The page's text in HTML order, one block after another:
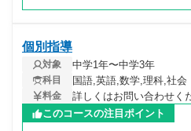
個別指導
対象 中学1年〜中学3年
科目 国語,英語,数学,理科,社会
料金
詳しくはお問い合わせく
このコースの注目ポイント